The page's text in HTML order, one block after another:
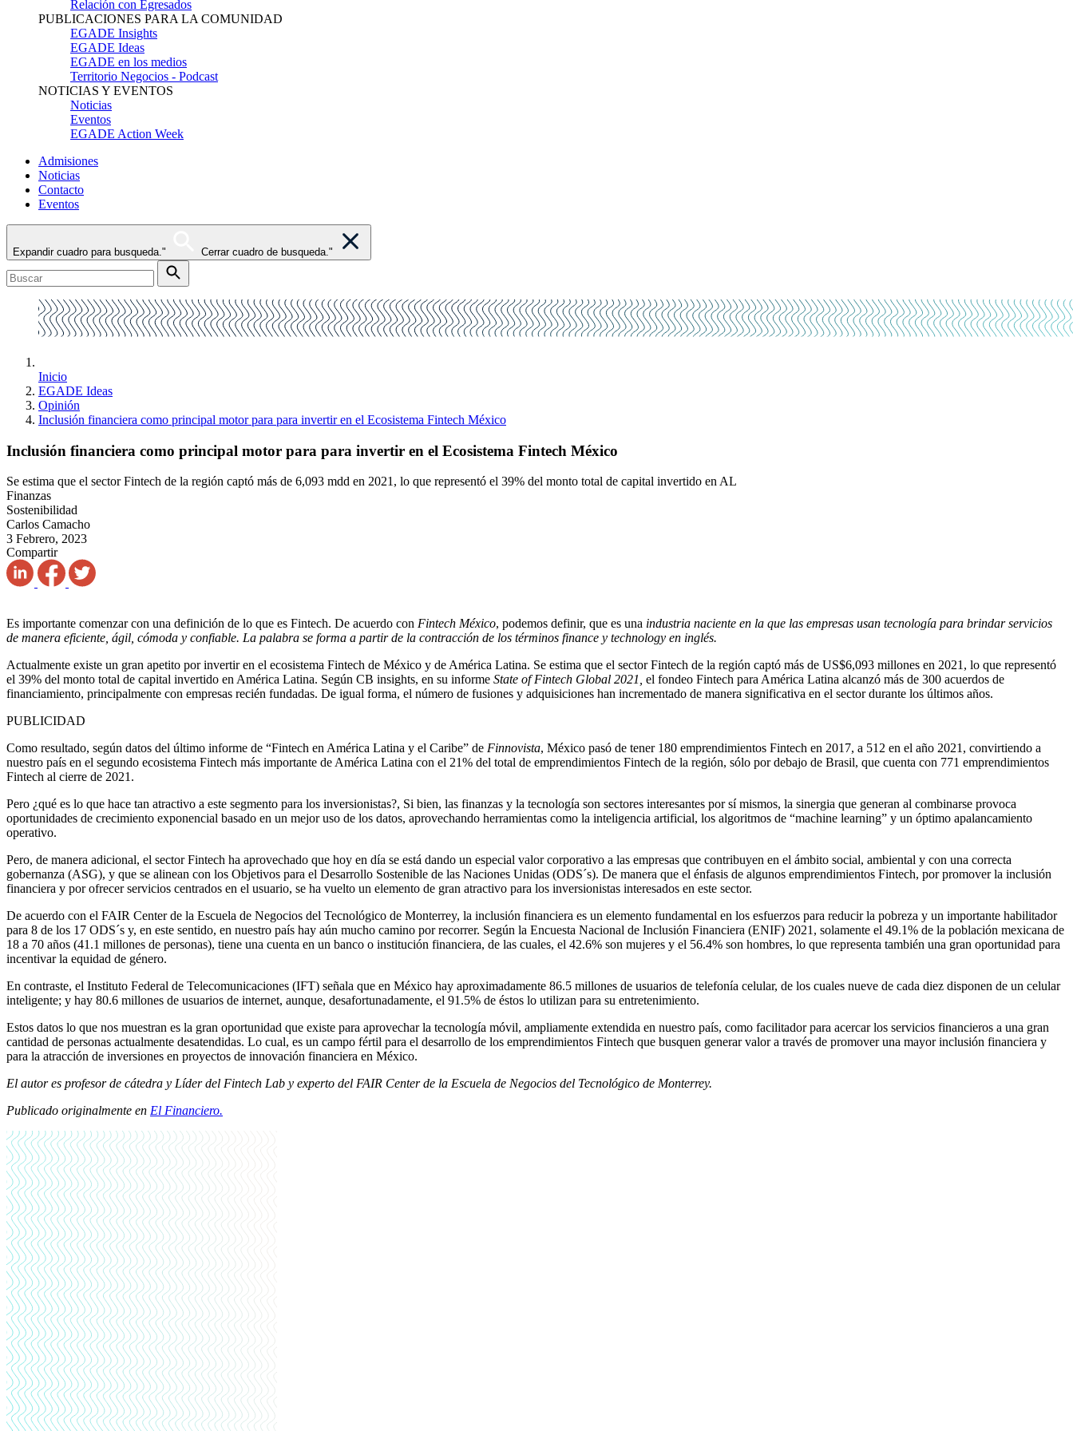
Relación con Egresados
PUBLICACIONES PARA LA COMUNIDAD
EGADE Insights
EGADE Ideas
EGADE en los medios
Territorio Negocios - Podcast
NOTICIAS Y EVENTOS
Noticias
Eventos
EGADE Action Week
Admisiones
Noticias
Contacto
Eventos
Expandir cuadro para busqueda." Cerrar cuadro de busqueda."
Inicio
EGADE Ideas
Opinión
Inclusión financiera como principal motor para para invertir en el Ecosistema Fintech México
Inclusión financiera como principal motor para para invertir en el Ecosistema Fintech México
Se estima que el sector Fintech de la región captó más de 6,093 mdd en 2021, lo que representó el 39% del monto total de capital invertido en AL
Finanzas
Sostenibilidad
Carlos Camacho
3 Febrero, 2023
Compartir
Es importante comenzar con una definición de lo que es Fintech. De acuerdo con Fintech México, podemos definir, que es una industria naciente en la que las empresas usan tecnología para brindar servicios
de manera eficiente, ágil, cómoda y confiable. La palabra se forma a partir de la contracción de los términos finance y technology en inglés.
Actualmente existe un gran apetito por invertir en el ecosistema Fintech de México y de América Latina. Se estima que el sector Fintech de la región captó más de US$6,093 millones en 2021, lo que representó
el 39% del monto total de capital invertido en América Latina. Según CB insights, en su informe State of Fintech Global 2021, el fondeo Fintech para América Latina alcanzó más de 300 acuerdos de
financiamiento, principalmente con empresas recién fundadas. De igual forma, el número de fusiones y adquisiciones han incrementado de manera significativa en el sector durante los últimos años.
PUBLICIDAD
Como resultado, según datos del último informe de “Fintech en América Latina y el Caribe” de Finnovista, México pasó de tener 180 emprendimientos Fintech en 2017, a 512 en el año 2021, convirtiendo a
nuestro país en el segundo ecosistema Fintech más importante de América Latina con el 21% del total de emprendimientos Fintech de la región, sólo por debajo de Brasil, que cuenta con 771 emprendimientos
Fintech al cierre de 2021.
Pero ¿qué es lo que hace tan atractivo a este segmento para los inversionistas?, Si bien, las finanzas y la tecnología son sectores interesantes por sí mismos, la sinergia que generan al combinarse provoca
oportunidades de crecimiento exponencial basado en un mejor uso de los datos, aprovechando herramientas como la inteligencia artificial, los algoritmos de “machine learning” y un óptimo apalancamiento
operativo.
Pero, de manera adicional, el sector Fintech ha aprovechado que hoy en día se está dando un especial valor corporativo a las empresas que contribuyen en el ámbito social, ambiental y con una correcta
gobernanza (ASG), y que se alinean con los Objetivos para el Desarrollo Sostenible de las Naciones Unidas (ODS´s). De manera que el énfasis de algunos emprendimientos Fintech, por promover la inclusión
financiera y por ofrecer servicios centrados en el usuario, se ha vuelto un elemento de gran atractivo para los inversionistas interesados en este sector.
De acuerdo con el FAIR Center de la Escuela de Negocios del Tecnológico de Monterrey, la inclusión financiera es un elemento fundamental en los esfuerzos para reducir la pobreza y un importante habilitador
para 8 de los 17 ODS´s y, en este sentido, en nuestro país hay aún mucho camino por recorrer. Según la Encuesta Nacional de Inclusión Financiera (ENIF) 2021, solamente el 49.1% de la población mexicana de
18 a 70 años (41.1 millones de personas), tiene una cuenta en un banco o institución financiera, de las cuales, el 42.6% son mujeres y el 56.4% son hombres, lo que representa también una gran oportunidad para
incentivar la equidad de género.
En contraste, el Instituto Federal de Telecomunicaciones (IFT) señala que en México hay aproximadamente 86.5 millones de usuarios de telefonía celular, de los cuales nueve de cada diez disponen de un celular
inteligente; y hay 80.6 millones de usuarios de internet, aunque, desafortunadamente, el 91.5% de éstos lo utilizan para su entretenimiento.
Estos datos lo que nos muestran es la gran oportunidad que existe para aprovechar la tecnología móvil, ampliamente extendida en nuestro país, como facilitador para acercar los servicios financieros a una gran
cantidad de personas actualmente desatendidas. Lo cual, es un campo fértil para el desarrollo de los emprendimientos Fintech que busquen generar valor a través de promover una mayor inclusión financiera y
para la atracción de inversiones en proyectos de innovación financiera en México.
El autor es profesor de cátedra y Líder del Fintech Lab y experto del FAIR Center de la Escuela de Negocios del Tecnológico de Monterrey.
Publicado originalmente en El Financiero.